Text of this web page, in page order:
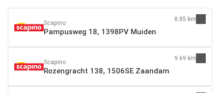
Scapino
Pampusweg 18, 1398PV Muiden
8.85 km
Scapino
Rozengracht 138, 1506SE Zaandam
9.69 km